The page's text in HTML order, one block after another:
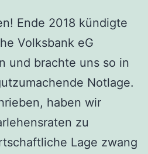
Ende 2018 kündigte
Volksbank eG
und brachte uns so in
Notlage.
haben wir
zu
Lage zwang